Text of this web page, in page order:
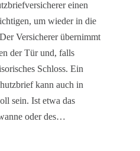
einen
um wieder in die
Versicherer übernimmt
der Tür und, falls
Schloss. Ein
kann auch in
sein. Ist etwa das
oder des…